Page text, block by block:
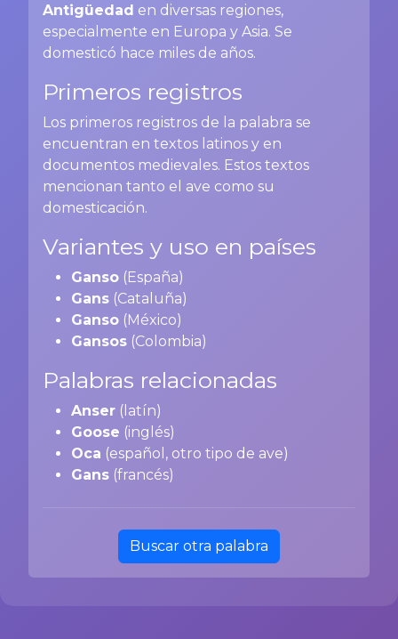
Antigüedad en diversas regiones,
especialmente en Europa y Asia. Se
domesticó hace miles de años.
Primeros registros
Los primeros registros de la palabra se
encuentran en textos latinos y en
documentos medievales. Estos textos
mencionan tanto el ave como su
domesticación.
Variantes y uso en países
Ganso (España)
Gans (Cataluña)
Ganso (México)
Gansos (Colombia)
Palabras relacionadas
Anser (latín)
Goose (inglés)
Oca (español, otro tipo de ave)
Gans (francés)
Buscar otra palabra